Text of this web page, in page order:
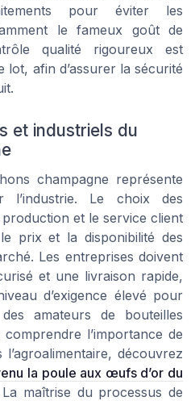
pour éviter les
le fameux goût de
qualité rigoureux est
afin d’assurer la sécurité
et industriels du
champagne représente
Le choix des
et le service client
prix et la disponibilité des
Les entreprises doivent
et une livraison rapide,
d’exigence élevé pour
amateurs de bouteilles
l’importance de
découvrez
la poule aux œufs d’or du
maîtrise du processus de